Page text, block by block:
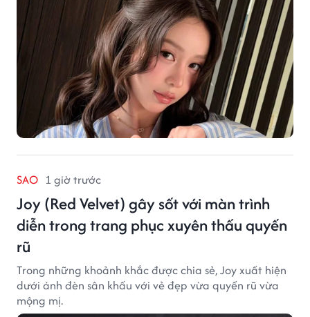
SAO 1 giờ trước
Joy (Red Velvet) gây sốt với màn trình
diễn trong trang phục xuyên thấu quyến
rũ
Trong những khoảnh khắc được chia sẻ, Joy xuất hiện
dưới ánh đèn sân khấu với vẻ đẹp vừa quyến rũ vừa
mộng mị.